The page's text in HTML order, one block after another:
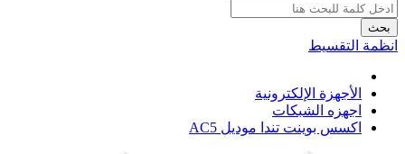
بحث
انظمة التقسيط
الأجهزة الإلكترونية
اجهزه الشبكات
اكسس بوينت تندا موديل AC5